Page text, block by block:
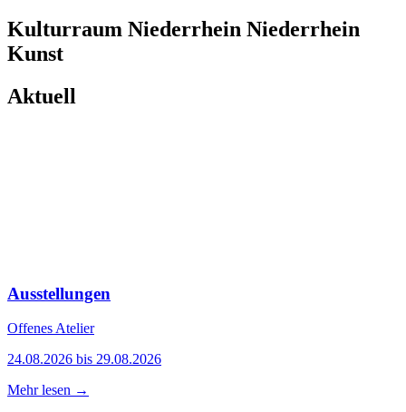
Kulturraum Niederrhein Niederrhein
Kunst
Aktuell
Ausstellungen
Offenes Atelier
24.08.2026 bis 29.08.2026
Mehr lesen →